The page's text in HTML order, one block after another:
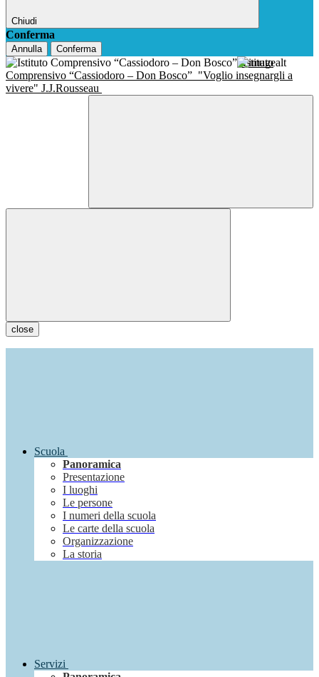
Chiudi
Conferma
Annulla Conferma
Istituto
Comprensivo “Cassiodoro – Don Bosco” "Voglio insegnargli a
vivere" J.J.Rousseau
close
Scuola
Panoramica
Presentazione
I luoghi
Le persone
I numeri della scuola
Le carte della scuola
Organizzazione
La storia
Servizi